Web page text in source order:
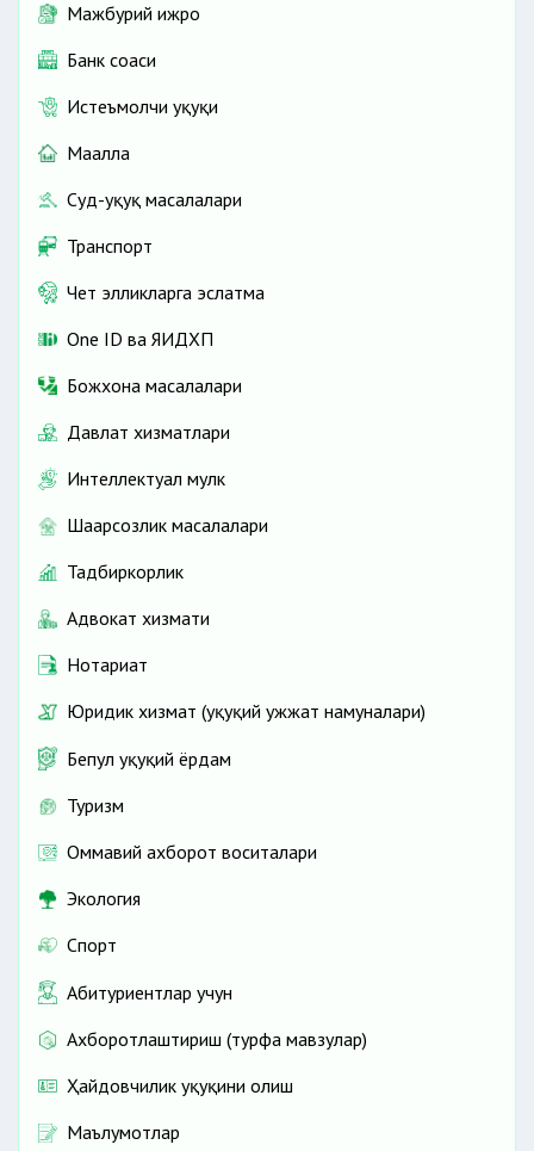
Мажбурий ижро
Банк соҳаси
Истеъмолчи ҳуқуқи
Маҳалла
Суд-ҳуқуқ масалалари
Транспорт
Чет элликларга эслатма
One ID ва ЯИДХП
Божхона масалалари
Давлат хизматлари
Интеллектуал мулк
Шаҳарсозлик масалалари
Тадбиркорлик
Адвокат хизмати
Нотариат
Юридик хизмат (ҳуқуқий ҳужжат намуналари)
Бепул ҳуқуқий ёрдам
Туризм
Оммавий ахборот воситалари
Экология
Спорт
Абитуриентлар учун
Ахборотлаштириш (турфа мавзулар)
Ҳайдовчилик ҳуқуқини олиш
Маълумотлар